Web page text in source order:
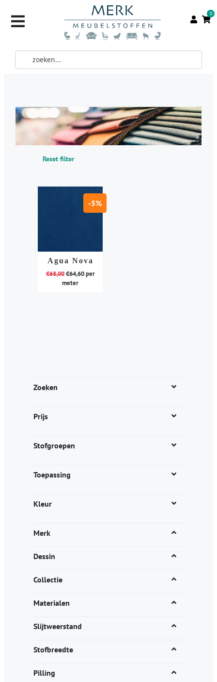
0
Zoeken
Prijs
Stofgroepen
Toepassing
Kleur
Merk
Dessin
Collectie
Materialen
Slijtweerstand
Stofbreedte
Pilling
Reset filter
Agua Nova
-5%
€68,00€64,60per
meter
kan
op
productpagina